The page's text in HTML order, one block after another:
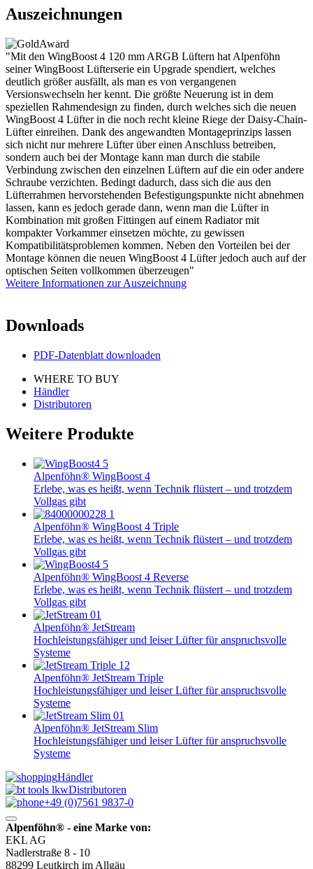
Auszeichnungen
"Mit den WingBoost 4 120 mm ARGB Lüftern hat Alpenföhn
seiner WingBoost Lüfterserie ein Upgrade spendiert, welches
deutlich größer ausfällt, als man es von vergangenen
Versionswechseln her kennt. Die größte Neuerung ist in dem
speziellen Rahmendesign zu finden, durch welches sich die neuen
WingBoost 4 Lüfter in die noch recht kleine Riege der Daisy-Chain-
Lüfter einreihen. Dank des angewandten Montageprinzips lassen
sich nicht nur mehrere Lüfter über einen Anschluss betreiben,
sondern auch bei der Montage kann man durch die stabile
Verbindung zwischen den einzelnen Lüftern auf die ein oder andere
Schraube verzichten. Bedingt dadurch, dass sich die aus den
Lüfterrahmen hervorstehenden Befestigungspunkte nicht abnehmen
lassen, kann es jedoch gerade dann, wenn man die Lüfter in
Kombination mit großen Fittingen auf einem Radiator mit
kompakter Vorkammer einsetzen möchte, zu gewissen
Kompatibilitätsproblemen kommen. Neben den Vorteilen bei der
Montage können die neuen WingBoost 4 Lüfter jedoch auch auf der
optischen Seiten vollkommen überzeugen"
Weitere Informationen zur Auszeichnung
Downloads
PDF-Datenblatt downloaden
WHERE TO BUY
Händler
Distributoren
Weitere Produkte
Alpenföhn® WingBoost 4
Erlebe, was es heißt, wenn Technik flüstert – und trotzdem
Vollgas gibt
Alpenföhn® WingBoost 4 Triple
Erlebe, was es heißt, wenn Technik flüstert – und trotzdem
Vollgas gibt
Alpenföhn® WingBoost 4 Reverse
Erlebe, was es heißt, wenn Technik flüstert – und trotzdem
Vollgas gibt
Alpenföhn® JetStream
Hochleistungsfähiger und leiser Lüfter für anspruchsvolle
Systeme
Alpenföhn® JetStream Triple
Hochleistungsfähiger und leiser Lüfter für anspruchsvolle
Systeme
Alpenföhn® JetStream Slim
Hochleistungsfähiger und leiser Lüfter für anspruchsvolle
Systeme
Händler
Distributoren
+49 (0)7561 9837-0
Alpenföhn® - eine Marke von:
EKL AG
Nadlerstraße 8 - 10
88299 Leutkirch im Allgäu